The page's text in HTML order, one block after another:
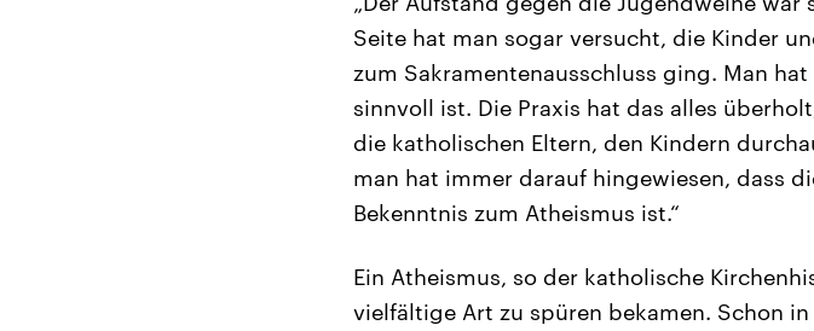
Seite hat man sogar versucht, die Kinder
zum Sakramentenausschluss ging. Man
sinnvoll ist. Die Praxis hat das alles
die katholischen Eltern, den Kindern
man hat immer darauf hingewiesen, dass
Bekenntnis zum Atheismus ist.“
Ein Atheismus, so der katholische
vielfältige Art zu spüren bekamen. Schon